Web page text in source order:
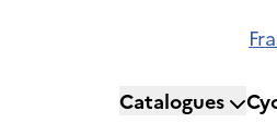
Catalogues